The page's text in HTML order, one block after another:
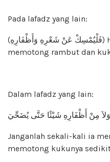
Pada lafadz yang lain:
(فَلْيُمْسِكْ عَنْ شَعْرِهِ وَأَظْفَارِهِ) Hendaknya ia menahan dari
memotong rambut dan
Dalam lafadz yang lain:
مِنْ أَظْفَارِهِ شَيْئًا حَتَّى يُضَحِّيَ
Janganlah sekali-kali ia
memotong kukunya